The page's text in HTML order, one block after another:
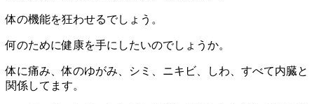
体の機能を狂わせるでしょう。
何のために健康を手にしたいのでしょうか。
体に痛み、体のゆがみ、シミ、ニキビ、しわ、すべて内臓と
関係してます。